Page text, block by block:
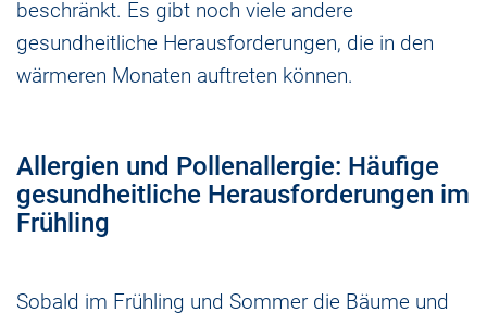
beschränkt. Es gibt noch viele andere
gesundheitliche Herausforderungen, die in den
wärmeren Monaten auftreten können.
Allergien und Pollenallergie: Häufige
gesundheitliche Herausforderungen im
Frühling
Sobald im Frühling und Sommer die Bäume und